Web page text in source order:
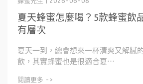
夏天蜂蜜怎麼喝？5款蜂蜜飲
有層次
夏天一到，總會想來一杯清爽又解膩
飲，其實蜂蜜也是很適合夏⋯
閱讀更多 ->